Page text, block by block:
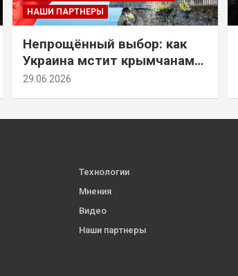
НАШИ ПАРТНЕРЫ
Непрощённый выбор: как
Украина мстит крымчанам
за их историческое решение
29.06.2026
Технологии
Мнения
Видео
Наши партнеры